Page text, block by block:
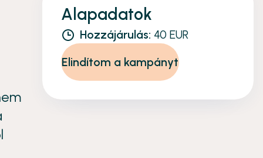
Alapadatok
Hozzájárulás: 40 EUR
Elindítom a kampányt